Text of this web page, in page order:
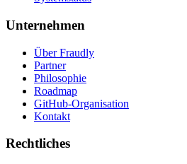
Unternehmen
Über Fraudly
Partner
Philosophie
Roadmap
GitHub-Organisation
Kontakt
Rechtliches